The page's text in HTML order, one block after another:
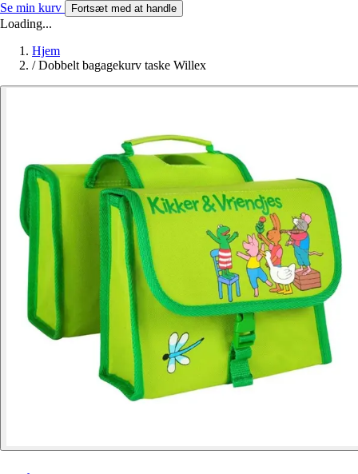
Se min kurv Fortsæt med at handle
Loading...
Hjem
/ Dobbelt bagagekurv taske Willex